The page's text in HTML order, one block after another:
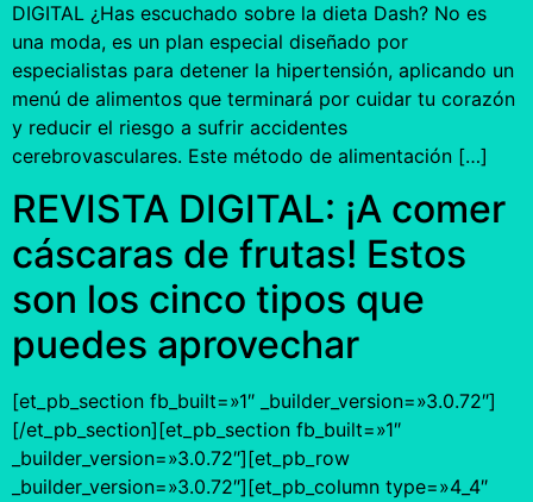
DIGITAL ¿Has escuchado sobre la dieta Dash? No es
una moda, es un plan especial diseñado por
especialistas para detener la hipertensión, aplicando un
menú de alimentos que terminará por cuidar tu corazón
y reducir el riesgo a sufrir accidentes
cerebrovasculares. Este método de alimentación […]
REVISTA DIGITAL: ¡A comer
cáscaras de frutas! Estos
son los cinco tipos que
puedes aprovechar
[et_pb_section fb_built=»1″ _builder_version=»3.0.72″]
[/et_pb_section][et_pb_section fb_built=»1″
_builder_version=»3.0.72″][et_pb_row
_builder_version=»3.0.72″][et_pb_column type=»4_4″